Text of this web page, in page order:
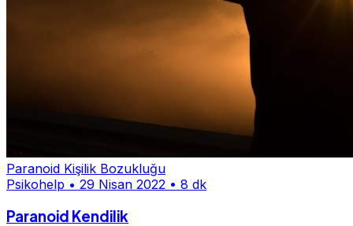
Paranoid Kişilik Bozukluğu
Psikohelp • 29 Nisan 2022 • 8 dk
Paranoid Kendilik